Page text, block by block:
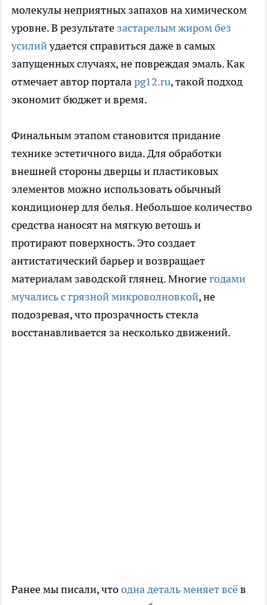
молекулы неприятных запахов на химическом
уровне. В результате застарелым жиром без
усилийудается справиться даже в самых
запущенных случаях, не повреждая эмаль. Как
отмечает автор порталаpg12.ru, такой подход
экономит бюджет и время.
Финальным этапом становится придание
технике эстетичного вида. Для обработки
внешней стороны дверцы и пластиковых
элементов можно использовать обычный
кондиционер для белья. Небольшое количество
средства наносят на мягкую ветошь и
протирают поверхность. Это создает
антистатический барьер и возвращает
материалам заводской глянец. Многиегодами
мучались с грязной микроволновкой, не
подозревая, что прозрачность стекла
восстанавливается за несколько движений.
Ранее мы писали, чтоодна деталь меняет всёв